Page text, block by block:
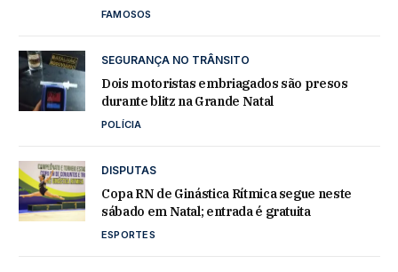
FAMOSOS
SEGURANÇA NO TRÂNSITO
Dois motoristas embriagados são presos
durante blitz na Grande Natal
POLÍCIA
DISPUTAS
Copa RN de Ginástica Rítmica segue neste
sábado em Natal; entrada é gratuita
ESPORTES